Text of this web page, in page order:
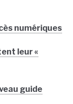
numériques
leur «
guide